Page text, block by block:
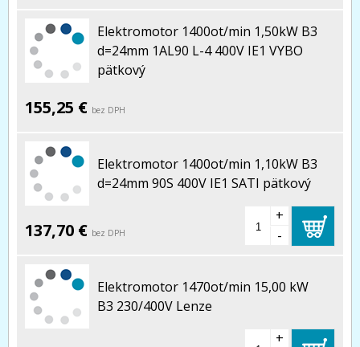
Elektromotor 1400ot/min 1,50kW B3
d=24mm 1AL90 L-4 400V IE1 VYBO
pätkový
155,25 € bez DPH
Elektromotor 1400ot/min 1,10kW B3
d=24mm 90S 400V IE1 SATI pätkový
137,70 € bez DPH
+
-
Elektromotor 1470ot/min 15,00 kW
B3 230/400V Lenze
+